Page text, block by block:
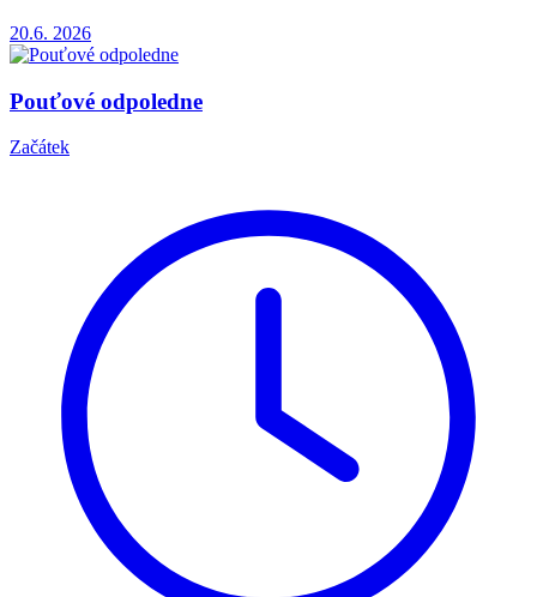
20.6. 2026
Pouťové odpoledne
Začátek